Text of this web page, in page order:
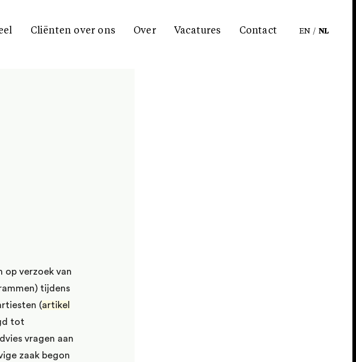
Cliënten over ons Over Vacatures Contact EN / NL
op verzoek van
tijdens
(artikel
tot
vragen aan
zaak begon